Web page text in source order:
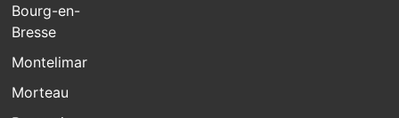
Bourg-en-
Bresse
Montelimar
Morteau